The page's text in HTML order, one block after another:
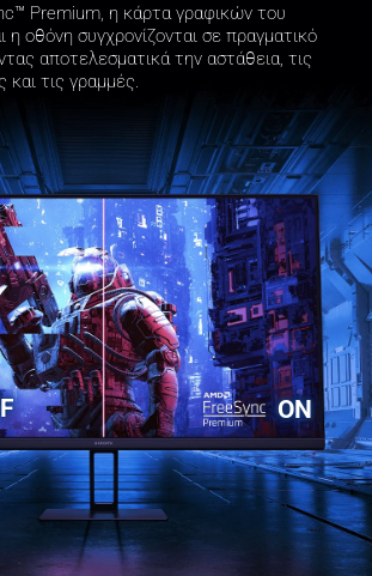
Premium, η κάρτα γραφικών του
η οθόνη συγχρονίζονται σε πραγματικό
αποτελεσματικά την αστάθεια, τις
και τις γραμμές.
ON